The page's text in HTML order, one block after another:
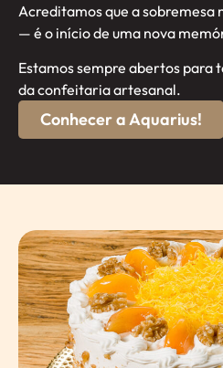
Acreditamos que a sobremesa
— é o início de uma nova
Estamos sempre abertos para
da confeitaria artesanal.
Conhecer a Aquarius!